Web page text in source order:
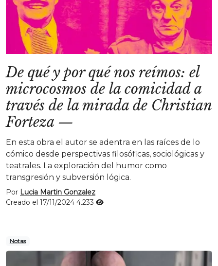
De qué y por qué nos reímos: el
microcosmos de la comicidad a
través de la mirada de Christian
Forteza —
En esta obra el autor se adentra en las raíces de lo
cómico desde perspectivas filosóficas, sociológicas y
teatrales. La exploración del humor como
transgresión y subversión lógica.
Por Lucia Martin Gonzalez
Creado el 17/11/2024 4.233
Notas